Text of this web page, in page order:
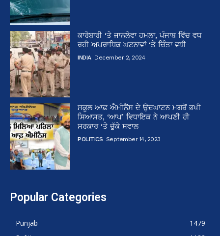
ਕਾਰੋਬਾਰੀ ‘ਤੇ ਜਾਨਲੇਵਾ ਹਮਲਾ, ਪੰਜਾਬ ਵਿੱਚ ਵਧ
ਰਹੀ ਅਪਰਾਧਿਕ ਘਟਨਾਵਾਂ ‘ਤੇ ਚਿੰਤਾ ਵਧੀ
INDIA December 2, 2024
ਸਕੂਲ ਆਫ਼ ਐਮੀਨੈਂਸ ਦੇ ਉਦਘਾਟਨ ਮਗਰੋਂ ਭਖੀ
ਸਿਆਸਤ, ‘ਆਪ’ ਵਿਧਾਇਕ ਨੇ ਆਪਣੀ ਹੀ
ਸਰਕਾਰ ‘ਤੇ ਚੁੱਕੇ ਸਵਾਲ
POLITICS September 14, 2023
Popular Categories
Punjab
1479